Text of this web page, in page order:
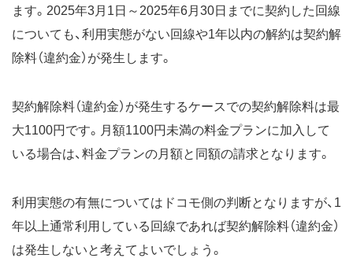
ます。2025年3月1日～2025年6月30日までに契約した回線
についても、利用実態がない回線や1年以内の解約は契約解
除料（違約金）が発生します。
契約解除料（違約金）が発生するケースでの契約解除料は最
大1100円です。月額1100円未満の料金プランに加入して
いる場合は、料金プランの月額と同額の請求となります。
利用実態の有無についてはドコモ側の判断となりますが、1
年以上通常利用している回線であれば契約解除料（違約金）
は発生しないと考えてよいでしょう。